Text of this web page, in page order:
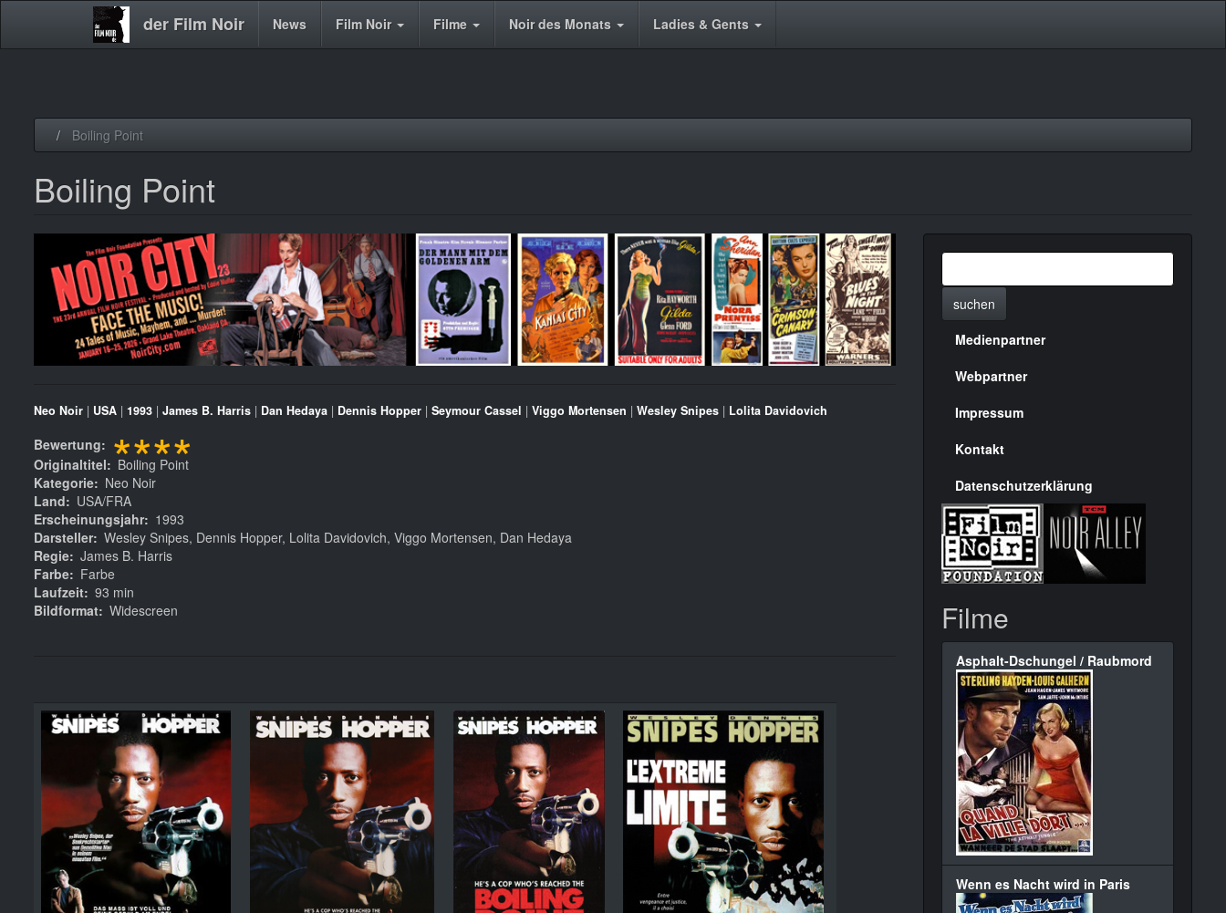
der Film Noir
Main News Film Noir Filme Noir des Monats Ladies & Gents
Boiling Point
Boiling Point
Neo Noir | USA | 1993 | James B. Harris | Dan Hedaya | Dennis Hopper | Seymour Cassel | Viggo Mortensen | Wesley Snipes | Lolita Davidovich
Bewertung ****
Originaltitel
Boiling Point
Kategorie
Neo Noir
Land
USA/FRA
Erscheinungsjahr
1993
Darsteller Wesley Snipes, Dennis Hopper, Lolita Davidovich, Viggo Mortensen, Dan Hedaya
Regie James B. Harris
Farbe
Farbe
Laufzeit 93 min
Bildformat Widescreen
suchen
Menülinks
rechte
Seite
Medienpartner
Webpartner
Impressum
Kontakt
Datenschutzerklärung
Filme
Asphalt-Dschungel / Raubmord
Wenn es Nacht wird in Paris